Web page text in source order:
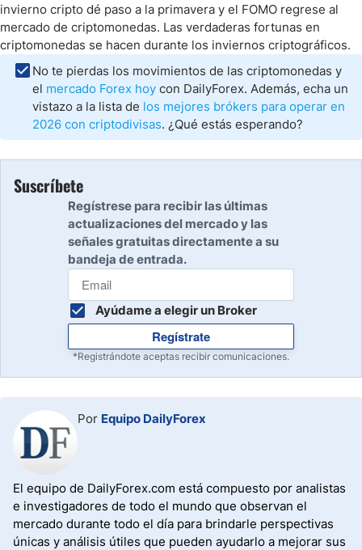
invierno cripto dé paso a la primavera y el FOMO regrese al
mercado de criptomonedas. Las verdaderas fortunas en
criptomonedas se hacen durante los inviernos criptográficos.
No te pierdas los movimientos de las criptomonedas y
el mercado Forex hoy con DailyForex. Además, echa un
vistazo a la lista de los mejores brókers para operar en
2026 con criptodivisas. ¿Qué estás esperando?
Suscríbete
Regístrese para recibir las últimas
actualizaciones del mercado y las
señales gratuitas directamente a su
bandeja de entrada.
Ayúdame a elegir un Broker
Regístrate
*Registrándote aceptas recibir comunicaciones.
Por Equipo DailyForex
El equipo de DailyForex.com está compuesto por analistas
e investigadores de todo el mundo que observan el
mercado durante todo el día para brindarle perspectivas
únicas y análisis útiles que pueden ayudarlo a mejorar sus